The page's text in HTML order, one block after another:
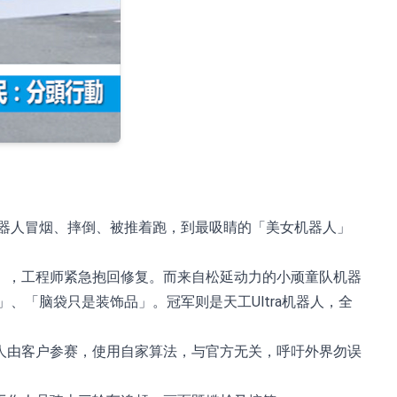
冒烟、摔倒、被推着跑，到最吸睛的「美女机器人」
工程师紧急抱回修复。而来自松延动力的小顽童队机器
「脑袋只是装饰品」。冠军则是天工Ultra机器人，全
客户参赛，使用自家算法，与官方无关，呼吁外界勿误